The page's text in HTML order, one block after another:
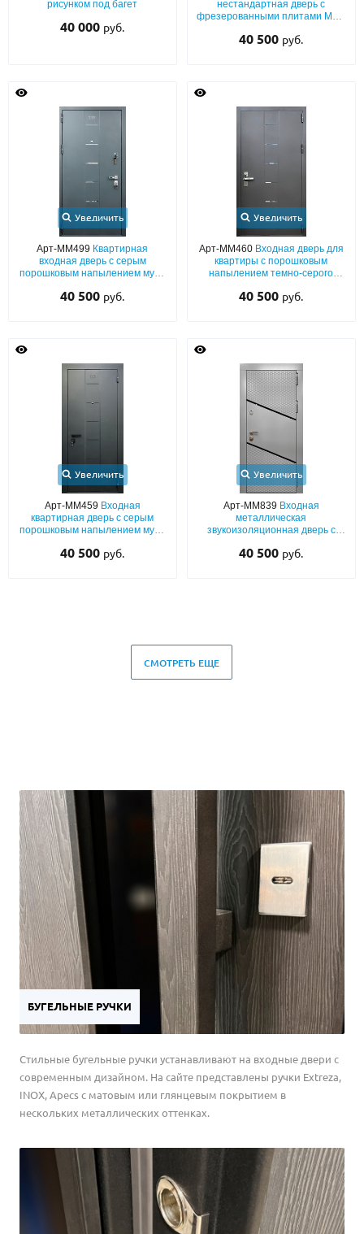
рисунком под багет
40 000 руб.
нестандартная дверь с
фрезерованными плитами МДФ
неподвижным боковым
40 500 руб.
Увеличить
Арт-ММ499 Квартирная
входная дверь с серым
порошковым напылением муар
номер квартиры)
40 500 руб.
Увеличить
Арт-ММ460 Входная дверь для
квартиры с порошковым
напылением темно-серого
40 500 руб.
Увеличить
Арт-ММ459 Входная
квартирная дверь с серым
порошковым напылением муар
40 500 руб.
Увеличить
Арт-ММ839 Входная
металлическая
звукоизоляционная дверь с
RAL) с черными полосками
40 500 руб.
СМОТРЕТЬ ЕЩЕ
БУГЕЛЬНЫЕ РУЧКИ
Стильные бугельные ручки устанавливают на входные двери с
современным дизайном. На сайте представлены ручки Extreza,
INOX, Apecs с матовым или глянцевым покрытием в
нескольких металлических оттенках.